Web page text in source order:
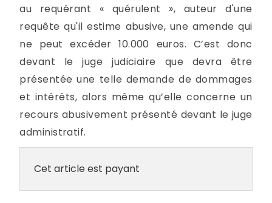
au requérant « quérulent », auteur d'une
requête qu'il estime abusive, une amende qui
ne peut excéder 10.000 euros. C’est donc
devant le juge judiciaire que devra être
présentée une telle demande de dommages
et intérêts, alors même qu’elle concerne un
recours abusivement présenté devant le juge
administratif.
Cet article est payant